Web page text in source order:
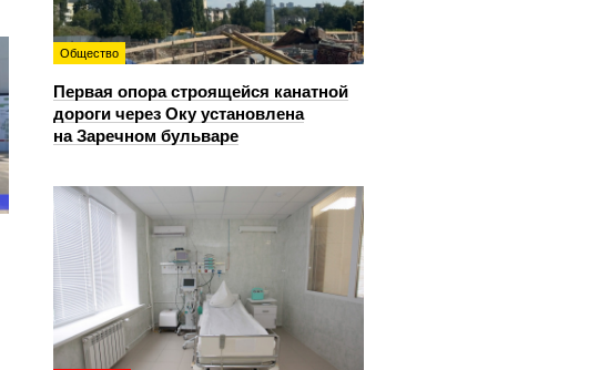
Общество
Первая опора строящейся канатной
дороги через Оку установлена
на Заречном бульваре